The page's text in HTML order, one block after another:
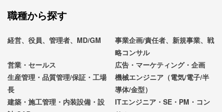
職種から探す
経営、役員、管理者、MD/GM
事業企画/責任者、新規事業、戦
略コンサル
営業・セールス
広告・マーケティング・企画
生産管理・品質管理/保証・工場
長
機械エンジニア（電気/電子/半
導体/金型）
建築・施工管理・内装設備・設
ITエンジニア・SE・PM・コン